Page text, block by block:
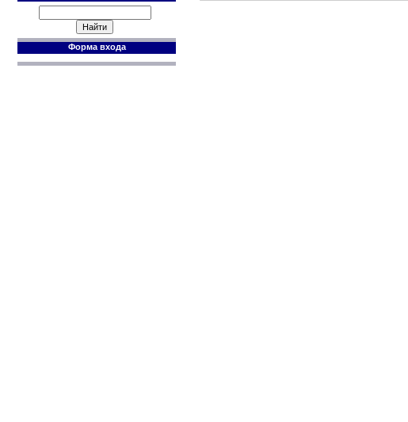
Форма входа